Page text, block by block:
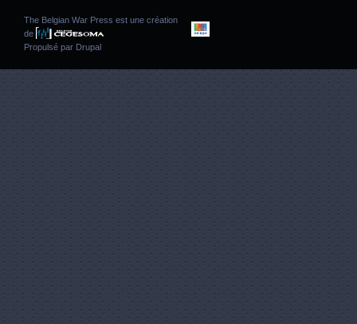
The Belgian War Press est une création
de
Propulsé par Drupal